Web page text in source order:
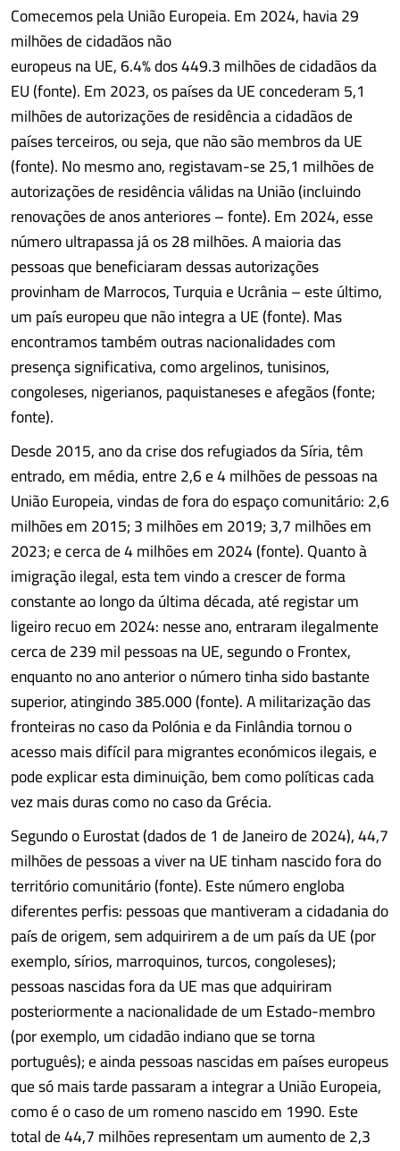
Comecemos pela União Europeia. Em 2024, havia 29
milhões de cidadãos não
europeus na UE, 6.4% dos 449.3 milhões de cidadãos da
EU (fonte). Em 2023, os países da UE concederam 5,1
milhões de autorizações de residência a cidadãos de
países terceiros, ou seja, que não são membros da UE
(fonte). No mesmo ano, registavam-se 25,1 milhões de
autorizações de residência válidas na União (incluindo
renovações de anos anteriores – fonte). Em 2024, esse
número ultrapassa já os 28 milhões. A maioria das
pessoas que beneficiaram dessas autorizações
provinham de Marrocos, Turquia e Ucrânia – este último,
um país europeu que não integra a UE (fonte). Mas
encontramos também outras nacionalidades com
presença significativa, como argelinos, tunisinos,
congoleses, nigerianos, paquistaneses e afegãos (fonte;
fonte).
Desde 2015, ano da crise dos refugiados da Síria, têm
entrado, em média, entre 2,6 e 4 milhões de pessoas na
União Europeia, vindas de fora do espaço comunitário: 2,6
milhões em 2015; 3 milhões em 2019; 3,7 milhões em
2023; e cerca de 4 milhões em 2024 (fonte). Quanto à
imigração ilegal, esta tem vindo a crescer de forma
constante ao longo da última década, até registar um
ligeiro recuo em 2024: nesse ano, entraram ilegalmente
cerca de 239 mil pessoas na UE, segundo o Frontex,
enquanto no ano anterior o número tinha sido bastante
superior, atingindo 385.000 (fonte). A militarização das
fronteiras no caso da Polónia e da Finlândia tornou o
acesso mais difícil para migrantes económicos ilegais, e
pode explicar esta diminuição, bem como políticas cada
vez mais duras como no caso da Grécia.
Segundo o Eurostat (dados de 1 de Janeiro de 2024), 44,7
milhões de pessoas a viver na UE tinham nascido fora do
território comunitário (fonte). Este número engloba
diferentes perfis: pessoas que mantiveram a cidadania do
país de origem, sem adquirirem a de um país da UE (por
exemplo, sírios, marroquinos, turcos, congoleses);
pessoas nascidas fora da UE mas que adquiriram
posteriormente a nacionalidade de um Estado-membro
(por exemplo, um cidadão indiano que se torna
português); e ainda pessoas nascidas em países europeus
que só mais tarde passaram a integrar a União Europeia,
como é o caso de um romeno nascido em 1990. Este
total de 44,7 milhões representam um aumento de 2,3